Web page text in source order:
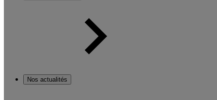
Nos actualités